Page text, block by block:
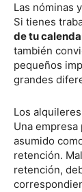
Las nóminas
Si tienes
de tu
también
pequeños
grandes
Los
Una
asumido
retención.
retención,